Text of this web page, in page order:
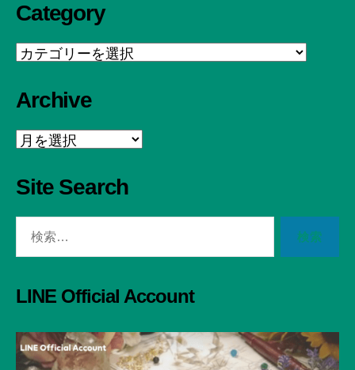
Category
Category
Archive
Archive
Site Search
LINE Official Account